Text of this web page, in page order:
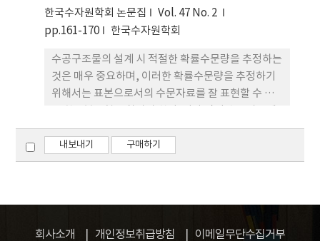
산정하여 제시하고자 한다. 일반적으로 빈도해석에
의한 확률강우량 추정 방법은 지점빈도해석과 지역빈
역빈도해석에 의한 확률강우량 추정은 지점빈도해석
을 보완한 방법으로 강우 자료의 기록년이 짧아 지점
빈도해석에 의한 불확실성이 커졌을 경우 다수의 강
다. 본 연구의 대상 유역은 BIM기술에 활용되는 극한
홍수에 대한 침수 피해가 분석 가능한 의정부시의 홍
복저수지와 백석천 및 중랑천 유역을 선정하였고, 재
수 분석은 1차원 홍수침수모형인 “HEC-RAS” 를
이용하여 하천구간별 경계조건에 대한 유량 및 수위
한국수자원학회 논문집
Vol. 47 No. 2
pp.161-170
한국수자원학회
수공구조물의 설계 시 적절한 확률수문량을 추정하는
것은 매우 중요하며, 이러한 확률수문량을 추정하기
위해서는 표본으로서의 수문자료를 잘 표현할 수 있
통계적 특성을 잘 표현할 수 있는 확률분포형을 찾기
위해서 적합도 검정을 실시하며, 적합도 검정 중 하나
인 확률도시 상관계수 검정은 비교적 최근에 개발되
려할 수 있는 도시위치공식을 이용하여 확률도시 상
관계수 검정통계량을 유도하고 그 기각능력을 검토하
내보내기 구매하기
회사소개 개인정보취급방침 이메일무단수집거부